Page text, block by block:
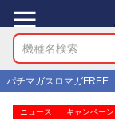
パチマガスロマガFREE
ニュース キャンペーン